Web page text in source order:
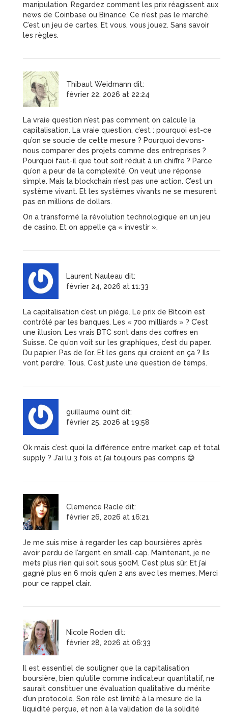
manipulation. Regardez comment les prix réagissent aux
news de Coinbase ou Binance. Ce n’est pas le marché.
C’est un jeu de cartes. Et vous, vous jouez. Sans savoir
les règles.
Thibaut Weidmann dit:
février 22, 2026 at 22:24
La vraie question n’est pas comment on calcule la
capitalisation. La vraie question, c’est : pourquoi est-ce
qu’on se soucie de cette mesure ? Pourquoi devons-
nous comparer des projets comme des entreprises ?
Pourquoi faut-il que tout soit réduit à un chiffre ? Parce
qu’on a peur de la complexité. On veut une réponse
simple. Mais la blockchain n’est pas une action. C’est un
système vivant. Et les systèmes vivants ne se mesurent
pas en millions de dollars.
On a transformé la révolution technologique en un jeu
de casino. Et on appelle ça « investir ».
Laurent Nauleau dit:
février 24, 2026 at 11:33
La capitalisation c’est un piège. Le prix de Bitcoin est
contrôlé par les banques. Les « 700 milliards » ? C’est
une illusion. Les vrais BTC sont dans des coffres en
Suisse. Ce qu’on voit sur les graphiques, c’est du paper.
Du papier. Pas de l’or. Et les gens qui croient en ça ? Ils
vont perdre. Tous. C’est juste une question de temps.
guillaume ouint dit:
février 25, 2026 at 19:58
Ok mais c’est quoi la différence entre market cap et total
supply ? J’ai lu 3 fois et j’ai toujours pas compris 😅
Clemence Racle dit:
février 26, 2026 at 16:21
Je me suis mise à regarder les cap boursières après
avoir perdu de l’argent en small-cap. Maintenant, je ne
mets plus rien qui soit sous 500M. C’est plus sûr. Et j’ai
gagné plus en 6 mois qu’en 2 ans avec les memes. Merci
pour ce rappel clair.
Nicole Roden dit:
février 28, 2026 at 06:33
Il est essentiel de souligner que la capitalisation
boursière, bien qu’utile comme indicateur quantitatif, ne
saurait constituer une évaluation qualitative du mérite
d’un protocole. Son rôle est limité à la mesure de la
liquidité perçue, et non à la validation de la solidité